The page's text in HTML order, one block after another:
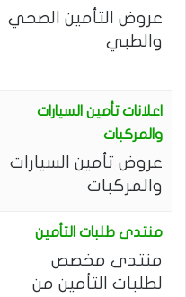
عروض التأمين الصحي
والطبي
اعلانات تأمين السيارات
والمركبات
عروض تأمين السيارات
والمركبات
منتدى طلبات التأمين
منتدى مخصص
لطلبات التأمين من